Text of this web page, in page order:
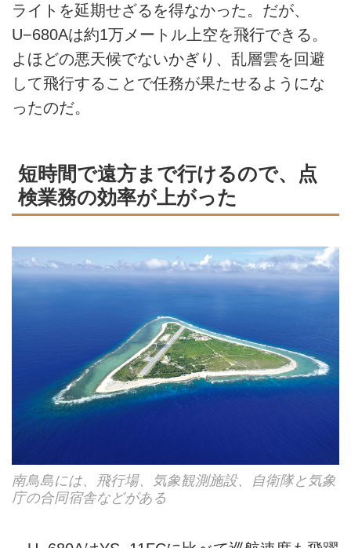
ライトを延期せざるを得なかった。だが、
U−680Aは約1万メートル上空を飛行できる。
よほどの悪天候でないかぎり、乱層雲を回避
して飛行することで任務が果たせるようにな
ったのだ。
短時間で遠方まで行けるので、点
検業務の効率が上がった
南鳥島には、飛行場、気象観測施設、自衛隊と気象
庁の合同宿舎などがある